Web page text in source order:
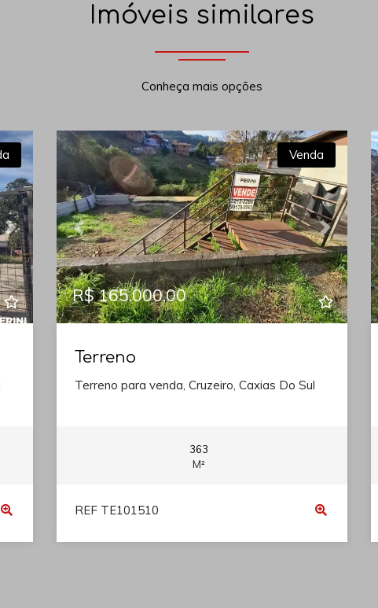
Imóveis similares
Conheça mais opções
Next Previous Next
Venda
R$ 165.000,00
Terreno
Terreno para venda, Cruzeiro, Caxias Do Sul
363
M²
REF TE101510